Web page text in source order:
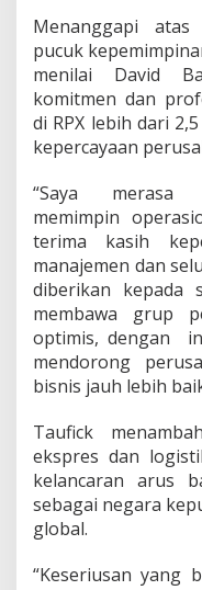
Menanggapi
pucuk
menilai David
komitmen dan
di RPX lebih dari
kepercayaan
“Saya merasa
memimpin
terima kasih
manajemen dan
diberikan kepada
membawa grup
optimis, dengan
mendorong
bisnis jauh lebih
Taufick
ekspres dan
kelancaran arus
sebagai negara
global.
“Keseriusan yang